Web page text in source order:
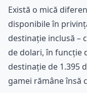
Există o mică
disponibile în
destinație inclusă –
de dolari, în funcție
destinație de 1.395
gamei rămâne însă